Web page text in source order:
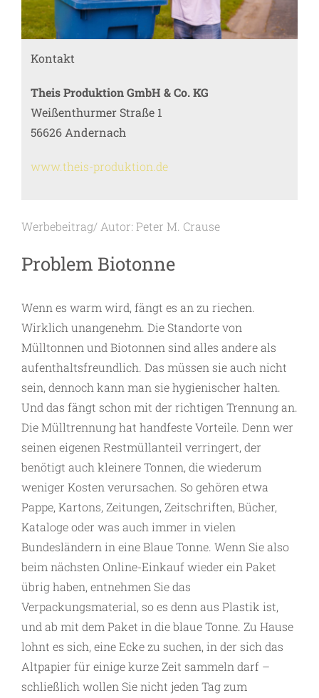
Kontakt
Theis Produktion GmbH & Co. KG
Weißenthurmer Straße 1
56626 Andernach
www.theis-produktion.de
Werbebeitrag/ Autor: Peter M. Crause
Problem Biotonne
Wenn es warm wird, fängt es an zu riechen.
Wirklich unangenehm. Die Standorte von
Mülltonnen und Biotonnen sind alles andere als
aufenthaltsfreundlich. Das müssen sie auch nicht
sein, dennoch kann man sie hygienischer halten.
Und das fängt schon mit der richtigen Trennung an.
Die Mülltrennung hat handfeste Vorteile. Denn wer
seinen eigenen Restmüllanteil verringert, der
benötigt auch kleinere Tonnen, die wiederum
weniger Kosten verursachen. So gehören etwa
Pappe, Kartons, Zeitungen, Zeitschriften, Bücher,
Kataloge oder was auch immer in vielen
Bundesländern in eine Blaue Tonne. Wenn Sie also
beim nächsten Online-Einkauf wieder ein Paket
übrig haben, entnehmen Sie das
Verpackungsmaterial, so es denn aus Plastik ist,
und ab mit dem Paket in die blaue Tonne. Zu Hause
lohnt es sich, eine Ecke zu suchen, in der sich das
Altpapier für einige kurze Zeit sammeln darf –
schließlich wollen Sie nicht jeden Tag zum